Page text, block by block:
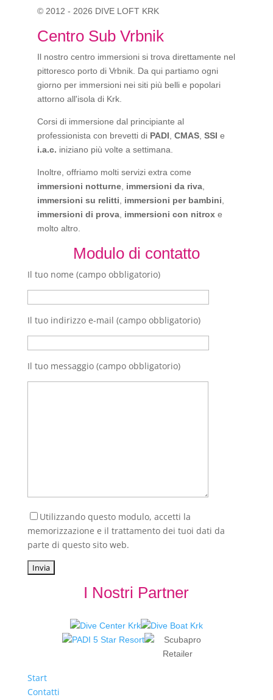
© 2012 - 2026 DIVE LOFT KRK
Centro Sub Vrbnik
Il nostro centro immersioni si trova direttamente nel
pittoresco porto di Vrbnik. Da qui partiamo ogni
giorno per immersioni nei siti più belli e popolari
attorno all'isola di Krk.
Corsi di immersione dal principiante al
professionista con brevetti di PADI CMAS, SSI e
i.a.c. iniziano più volte a settimana.
Inoltre, offriamo molti servizi extra come
immersioni notturne, immersioni da riva,
immersioni su relitti
immersioni per bambini
immersioni di prova, immersioni con nitroxe
molto altro.
Modulo di contatto
Il tuo nome (campo obbligatorio)
Il tuo indirizzo e-mail (campo obbligatorio)
Il tuo messaggio (campo obbligatorio)
Utilizzando questo modulo, accetti la
memorizzazione e il trattamento dei tuoi dati da
parte di questo sito web.
I Nostri Partner
Start
Contatti